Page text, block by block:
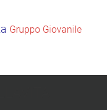
Gruppo Giovanile